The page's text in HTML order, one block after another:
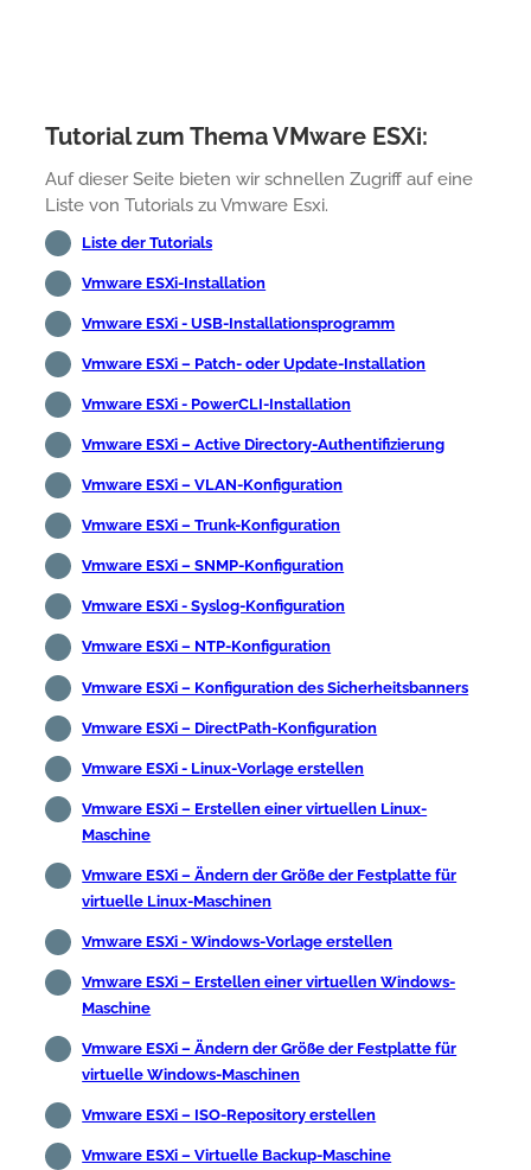
Tutorial zum Thema VMware ESXi:
Auf dieser Seite bieten wir schnellen Zugriff auf eine
Liste von Tutorials zu Vmware Esxi.
Liste der Tutorials
Vmware ESXi-Installation
Vmware ESXi - USB-Installationsprogramm
Vmware ESXi – Patch- oder Update-Installation
Vmware ESXi - PowerCLI-Installation
Vmware ESXi – Active Directory-Authentifizierung
Vmware ESXi – VLAN-Konfiguration
Vmware ESXi – Trunk-Konfiguration
Vmware ESXi – SNMP-Konfiguration
Vmware ESXi - Syslog-Konfiguration
Vmware ESXi – NTP-Konfiguration
Vmware ESXi – Konfiguration des Sicherheitsbanners
Vmware ESXi – DirectPath-Konfiguration
Vmware ESXi - Linux-Vorlage erstellen
Vmware ESXi – Erstellen einer virtuellen Linux-
Maschine
Vmware ESXi – Ändern der Größe der Festplatte für
virtuelle Linux-Maschinen
Vmware ESXi - Windows-Vorlage erstellen
Vmware ESXi – Erstellen einer virtuellen Windows-
Maschine
Vmware ESXi – Ändern der Größe der Festplatte für
virtuelle Windows-Maschinen
Vmware ESXi – ISO-Repository erstellen
Vmware ESXi – Virtuelle Backup-Maschine